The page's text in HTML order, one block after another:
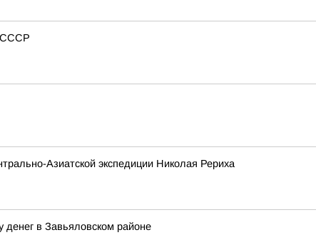
СССР
Азиатской экспедиции Николая Рериха
денег в Завьяловском районе